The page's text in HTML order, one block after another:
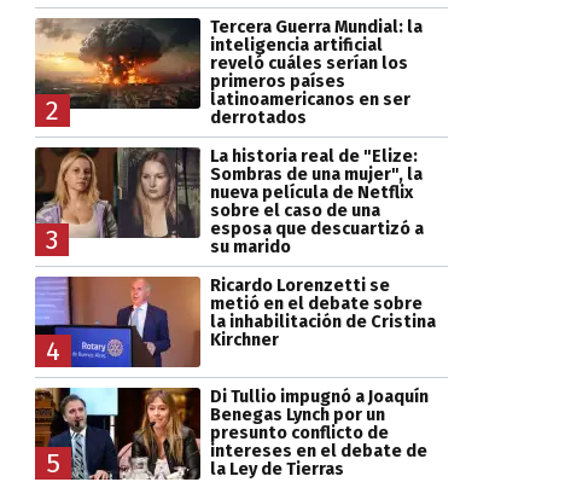
2
Tercera Guerra Mundial: la
inteligencia artificial
reveló cuáles serían los
primeros países
latinoamericanos en ser
derrotados
3
La historia real de "Elize:
Sombras de una mujer", la
nueva película de Netflix
sobre el caso de una
esposa que descuartizó a
su marido
4
Ricardo Lorenzetti se
metió en el debate sobre
la inhabilitación de Cristina
Kirchner
5
Di Tullio impugnó a Joaquín
Benegas Lynch por un
presunto conflicto de
intereses en el debate de
la Ley de Tierras